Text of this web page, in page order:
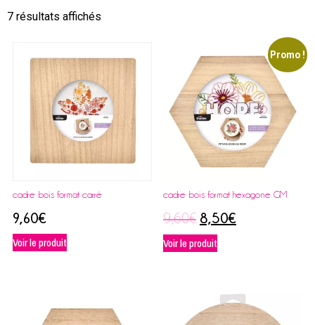
7 résultats affichés
cadre bois format carré
9,60€
Voir le produit
Promo !
cadre bois format hexagone GM
9,60€ 8,50€
Voir le produit